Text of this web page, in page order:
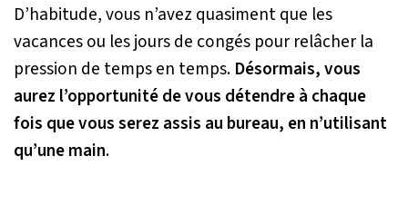
D’habitude, vous n’avez quasiment que les
vacances ou les jours de congés pour relâcher la
pression de temps en temps. Désormais, vous
aurez l’opportunité de vous détendre à chaque
fois que vous serez assis au bureau, en n’utilisant
qu’une main.